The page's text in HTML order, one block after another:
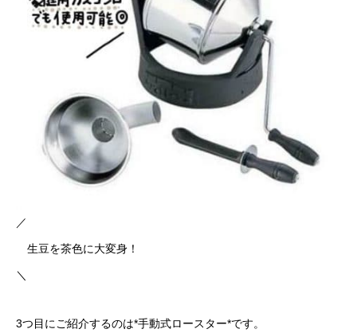
／
生豆を茶色に大変身！
＼
3つ目にご紹介するのは*手動式ロースター*です。